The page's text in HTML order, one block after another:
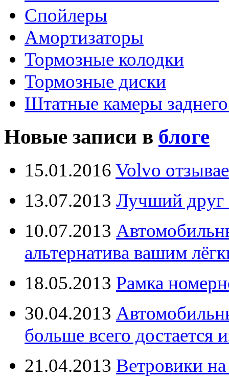
Спойлеры
Амортизаторы
Тормозные колодки
Тормозные диски
Штатные камеры
Новые записи в блоге
15.01.2016 Volvo
13.07.2013 Лучший друг
10.07.2013
альтернатива вашим
18.05.2013 Рамка
30.04.2013
больше всего достается
21.04.2013 Ветровики